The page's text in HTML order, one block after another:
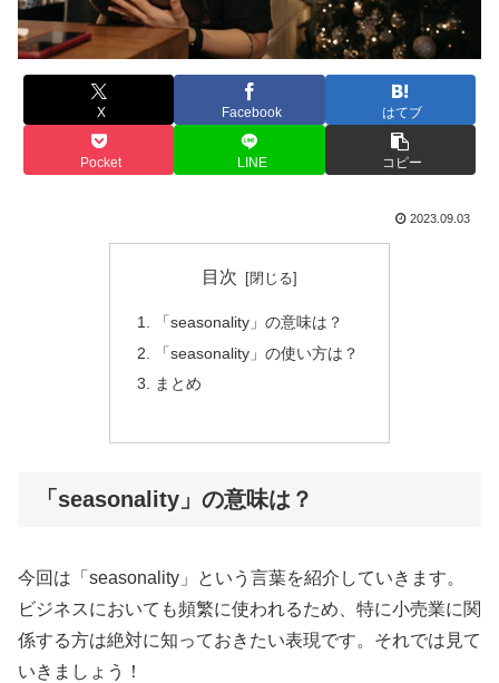
X Facebook はてブ
Pocket LINE コピー
2023.09.03
目次
「seasonality」の意味は？
「seasonality」の使い方は？
まとめ
「seasonality」の意味は？
今回は「seasonality」という言葉を紹介していきます。
ビジネスにおいても頻繁に使われるため、特に小売業に関
係する方は絶対に知っておきたい表現です。それでは見て
いきましょう！